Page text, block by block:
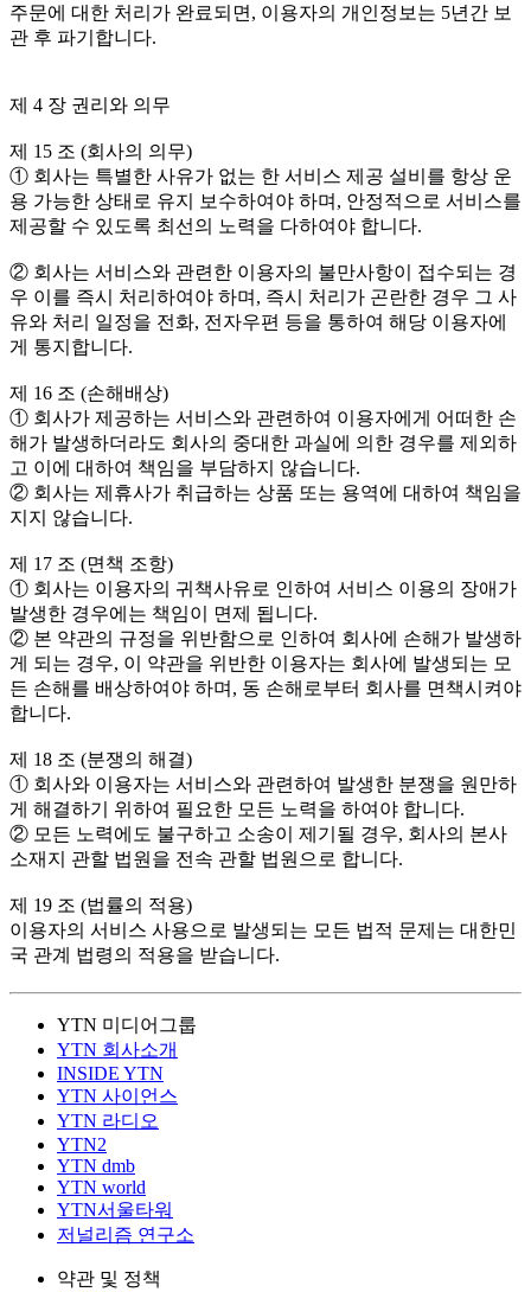
주문에 대한 처리가 완료되면, 이용자의 개인정보는 5년간 보
관 후 파기합니다.
제 4 장 권리와 의무
제 15 조 (회사의 의무)
① 회사는 특별한 사유가 없는 한 서비스 제공 설비를 항상 운
용 가능한 상태로 유지 보수하여야 하며, 안정적으로 서비스를
제공할 수 있도록 최선의 노력을 다하여야 합니다.
② 회사는 서비스와 관련한 이용자의 불만사항이 접수되는 경
우 이를 즉시 처리하여야 하며, 즉시 처리가 곤란한 경우 그 사
유와 처리 일정을 전화, 전자우편 등을 통하여 해당 이용자에
게 통지합니다.
제 16 조 (손해배상)
① 회사가 제공하는 서비스와 관련하여 이용자에게 어떠한 손
해가 발생하더라도 회사의 중대한 과실에 의한 경우를 제외하
고 이에 대하여 책임을 부담하지 않습니다.
② 회사는 제휴사가 취급하는 상품 또는 용역에 대하여 책임을
지지 않습니다.
제 17 조 (면책 조항)
① 회사는 이용자의 귀책사유로 인하여 서비스 이용의 장애가
발생한 경우에는 책임이 면제 됩니다.
② 본 약관의 규정을 위반함으로 인하여 회사에 손해가 발생하
게 되는 경우, 이 약관을 위반한 이용자는 회사에 발생되는 모
든 손해를 배상하여야 하며, 동 손해로부터 회사를 면책시켜야
합니다.
제 18 조 (분쟁의 해결)
① 회사와 이용자는 서비스와 관련하여 발생한 분쟁을 원만하
게 해결하기 위하여 필요한 모든 노력을 하여야 합니다.
② 모든 노력에도 불구하고 소송이 제기될 경우, 회사의 본사
소재지 관할 법원을 전속 관할 법원으로 합니다.
제 19 조 (법률의 적용)
이용자의 서비스 사용으로 발생되는 모든 법적 문제는 대한민
국 관계 법령의 적용을 받습니다.
YTN 미디어그룹
YTN 회사소개
INSIDE YTN
YTN 사이언스
YTN 라디오
YTN2
YTN dmb
YTN world
YTN서울타워
저널리즘 연구소
약관 및 정책